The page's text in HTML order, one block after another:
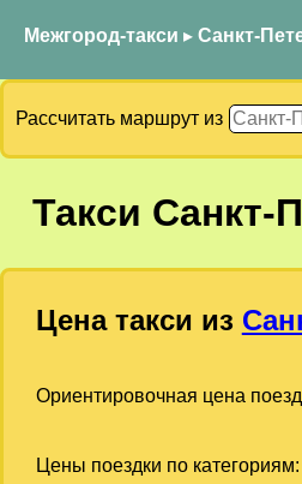
Межгород-такси ▸ Санкт-
Рассчитать маршрут из
Такси Санкт-
Цена такси из
Ориентировочная цена
Цены поездки по категориям: